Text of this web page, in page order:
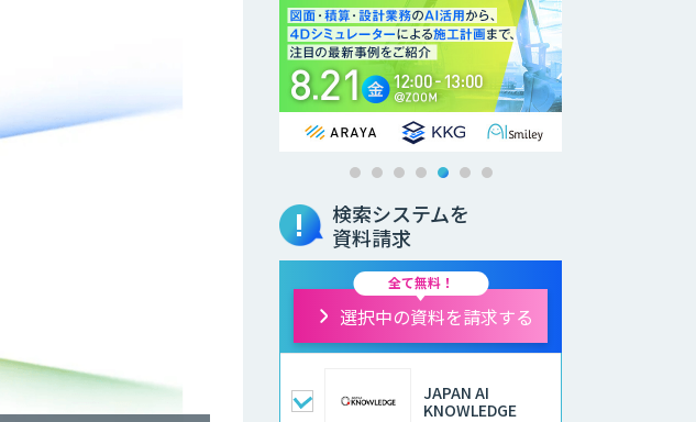
検索システムを
資料請求
全て無料！
選択中の資料を請求する
JAPAN AI
KNOWLEDGE